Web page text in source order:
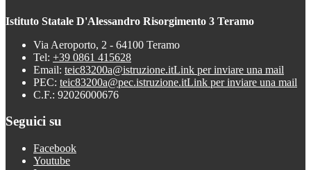
Istituto Statale D'Alessandro Risorgimento 3 Teramo
Via Aeroporto, 2 - 64100 Teramo
Tel: +39 0861 415628
Email: teic83200a@istruzione.itLink per inviare una mail
PEC: teic83200a@pec.istruzione.itLink per inviare una mail
C.F.: 92026000676
Seguici su
Facebook
Youtube